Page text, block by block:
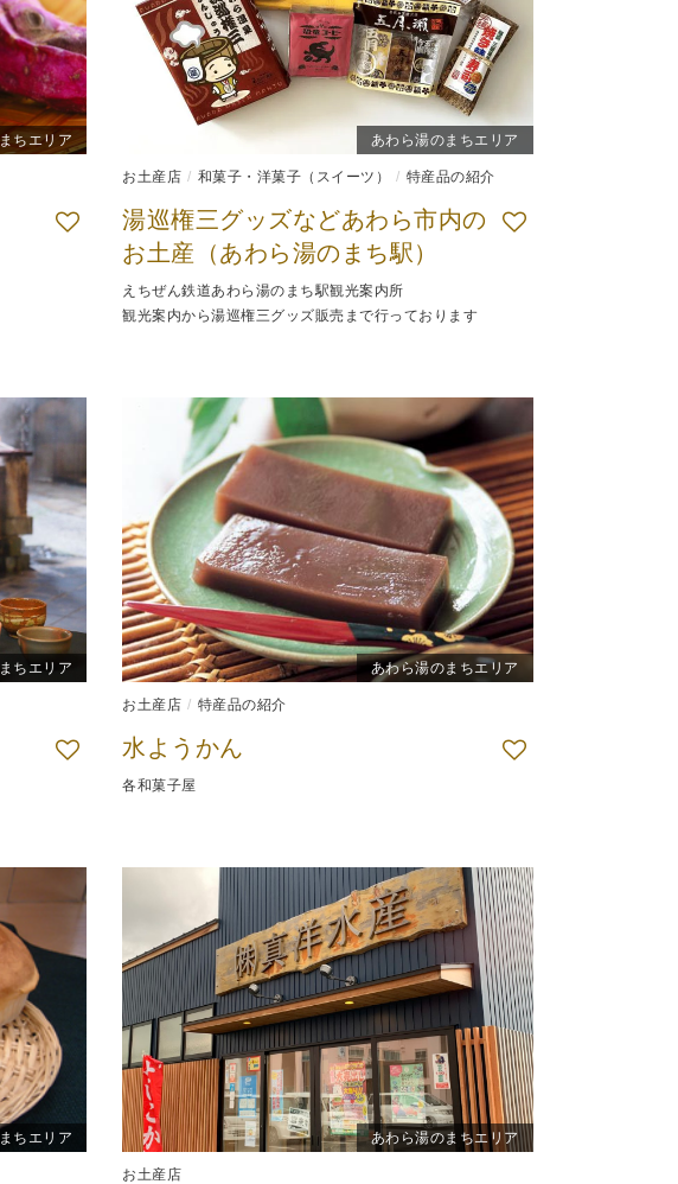
ちエリア あわら湯のまちエリア
お土産店 和菓子・洋菓子（スイーツ） 特産品の紹介
湯巡権三グッズなどあわら市内の
お土産（あわら湯のまち駅）
えちぜん鉄道あわら湯のまち駅観光案内所
観光案内から湯巡権三グッズ販売まで行っております
ちエリア あわら湯のまちエリア
お土産店 特産品の紹介
水ようかん
各和菓子屋
ちエリア あわら湯のまちエリア
お土産店